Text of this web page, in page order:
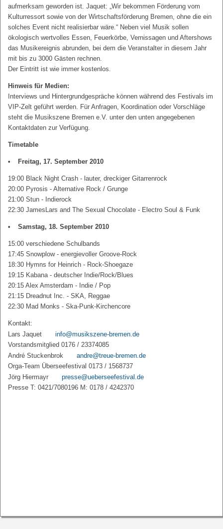
aufmerksam geworden ist. Jaquet: „Wir bekommen Förderung vom
Kulturressort sowie von der Wirtschaftsförderung Bremen, ohne die ein
solches Event nicht realisierbar wäre.“ Neben viel Musik sollen
ökologisch wertvolles Essen, Feuerkörbe, Vernissagen und Aftershows
das Musikereignis abrunden, bei dem die Veranstalter in diesem Jahr
mit bis zu 3000 Gästen rechnen.
Der Eintritt ist wie immer kostenlos.
Hinweis für Medien:
Interviews und Hintergrundgespräche können während des Festivals im
VIP-Zelt geführt werden. Für Anfragen, Koordination oder Vorschläge
steht die Musikszene Bremen e.V. unter den unten angegebenen
Kontaktdaten zur Verfügung.
Timetable
Freitag, 17. September 2010
19:00 Black Night Crash - lauter, dreckiger Gitarrenrock
20:00 Pyrosis - Alternative Rock / Grunge
21:00 Stun - Indierock
22:30 JamesLars and The Sexual Chocolate - Electro Soul & Funk
Samstag, 18. September 2010
15:00 verschiedene Schulbands
17:45 Snowplow - energievoller Groove-Rock
18:30 Hymns for Heinrich - Rock-Shoegaze
19:15 Kabana - deutscher Indie/Rock/Blues
20:15 Alex Amsterdam - Indie / Pop
21:15 Dreadnut Inc. - SKA, Reggae
22:30 Mad Monks - Ska-Punk-Kirchencore
Kontakt:
Lars Jaquet
info@musikszene-bremen.de
Vorstandsmitglied 0176 / 23374085
André Stuckenbrok
andre@treue-bremen.de
Orga-Team Überseefestival 0173 / 1568737
Jörg Hiermayr
presse@ueberseefestival.de
Presse T: 0421/7080196 M: 0178 / 4242370